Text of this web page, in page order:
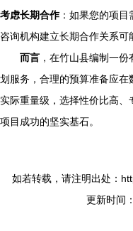
考虑长期合作：如果您的项目
咨询机构建立长期合作关系可
而言 ，在竹山县编制一
划服务，合理的预算准备应
实际重量级，选择性价比高
项目成功的坚实基石。
如若转载，请注明出处：
更新时间